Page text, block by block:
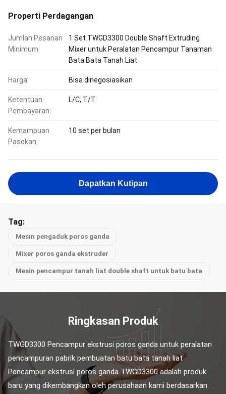
Properti Perdagangan
Jumlah Pesanan
Minimum:
1 Set TWGD3300 Double Shaft Extruding
Mixer untuk Peralatan Pencampur Tanaman
Bata Bata Tanah Liat
Harga: Bisa dinegosiasikan
Ketentuan
Pembayaran:
L/C, T/T
Kemampuan
Pasokan:
10 set per bulan
Dapatkan Kutipan
Tag:
Mesin pengaduk poros ganda
Mixer poros ganda ekstruder
Mesin pencampur tanah liat double shaft untuk batu bata
Ringkasan Produk
TWGD3300 Pencampur ekstrusi poros ganda untuk peralatan
pencampuran pabrik pembuatan batu bata tanah liat
Pencampur ekstrusi poros ganda TWGD3300 adalah produk
baru yang dikembangkan oleh perusahaan kami berdasarkan